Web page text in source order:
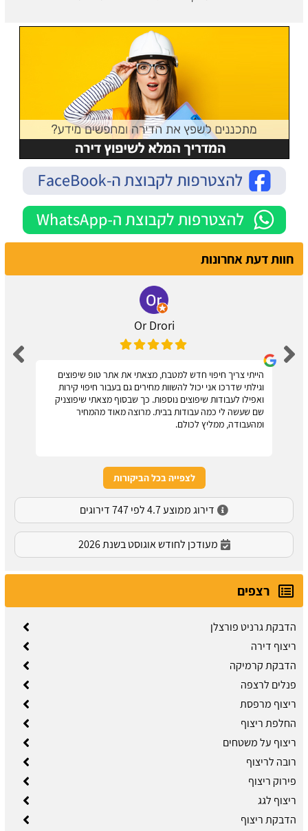
חוות דעת אחרונות
Or Drori
הייתי צריך חיפוי חדש למטבח, מצאתי את אתר טופ שיפוצים
וגילתי שדרכו אני יכול להשוות מחירים גם בעבור חיפוי קירות
ואפילו לעבודות שיפוצים נוספות. כך שבסוף מצאתי שיפוצניק
שם שעשה לי כמה עבודות בבית. מרוצה מאוד מהמחיר
ומהעבודה, ממליץ לכולם.
לצפייה בכל הביקורות
דירוג ממוצע 4.7 לפי 747 דירוגים
מעודכן לחודש אוגוסט בשנת 2026
רצפים
הדבקת גרניט פורצלן
ריצוף דירה
הדבקת קרמיקה
פנלים לרצפה
ריצוף מרפסת
החלפת ריצוף
ריצוף על משטחים
רובה לריצוף
פירוק ריצוף
ריצוף לגג
הדבקת ריצוף